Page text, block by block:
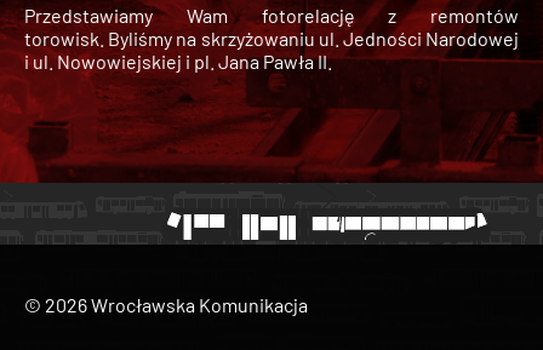
Przedstawiamy Wam fotorelację z remontów
torowisk. Byliśmy na skrzyżowaniu ul. Jedności Narodowej
i ul. Nowowiejskiej i pl. Jana Pawła II.
© 2026 Wrocławska Komunikacja